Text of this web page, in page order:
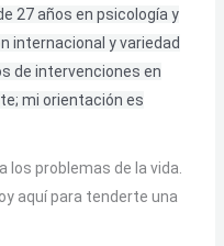
27 años en psicología y
internacional y variedad
de intervenciones en
mi orientación es
problemas de la vida.
aquí para tenderte una